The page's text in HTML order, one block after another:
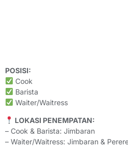
POSISI:
Cook
Barista
Waiter/Waitress
LOKASI PENEMPATAN:
– Cook & Barista: Jimbaran
– Waiter/Waitress: Jimbaran &